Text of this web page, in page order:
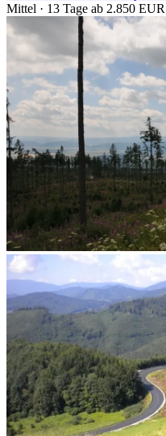
Mittel · 13 Tage ab 2.850 EUR